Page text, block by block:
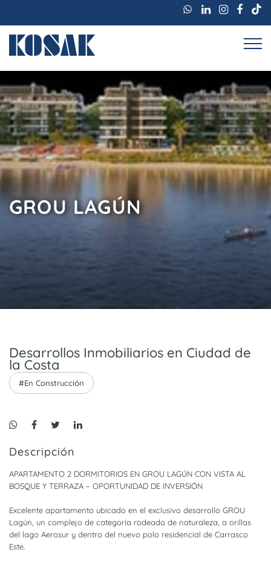
GROU LAGÚN
Desarrollos Inmobiliarios en Ciudad de
la Costa
#En Construcción
Descripción
APARTAMENTO 2 DORMITORIOS EN GROU LAGÚN CON VISTA AL
BOSQUE Y TERRAZA – OPORTUNIDAD DE INVERSIÓN
Excelente apartamento ubicado en el exclusivo desarrollo GROU
Lagún, un complejo de categoría rodeado de naturaleza, a orillas
del lago Aerosur y dentro del nuevo polo residencial de Carrasco
Este.